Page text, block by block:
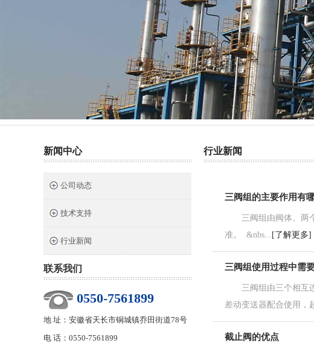
热门关键词： 截止阀 针型阀 二阀组 三阀组 气源球阀
新闻中心
公司动态
技术支持
行业新闻
联系我们
0550-7561899
地 址：安徽省天长市铜城镇乔田街道78号
电 话：0550-7561899
行业新闻
三阀组的主要作用有
三阀组由阀体、两个
准。 &nbs... [了解更多]
三阀组使用过程中需
三阀组由三个相互连
差动变送器配合使用，
截止阀的优点